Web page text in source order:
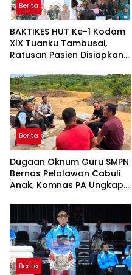
Berita
BAKTIKES HUT Ke-1 Kodam
XIX Tuanku Tambusai,
Ratusan Pasien Disiapkan
Berita
Dugaan Oknum Guru SMPN
Bernas Pelalawan Cabuli
Anak, Komnas PA Ungkap
Polres Sejak Juli
Berita